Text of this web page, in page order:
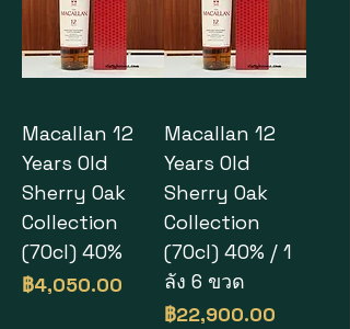
Macallan 12
Years Old
Sherry Oak
Collection
(70cl) 40%
ราคา
฿4,050.00
Macallan 12
Years Old
Sherry Oak
Collection
(70cl) 40% / 1
ลัง 6 ขวด
ราคา
฿22,900.00